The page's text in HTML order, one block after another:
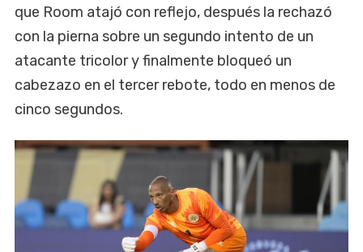
que Room atajó con reflejo, después la rechazó
con la pierna sobre un segundo intento de un
atacante tricolor y finalmente bloqueó un
cabezazo en el tercer rebote, todo en menos de
cinco segundos.